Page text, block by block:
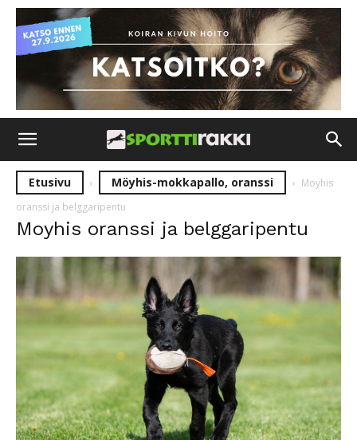
Etusivu Möyhis-mokkapallo, oranssi
Moyhis
oranssi ja belggaripentu
Moyhis oranssi ja belggaripentu